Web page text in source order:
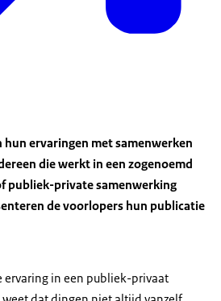
hun ervaringen met samenwerken
die werkt in een zogenoemd
publiek-private samenwerking
de voorlopers hun publicatie
ervaring in een publiek-privaat